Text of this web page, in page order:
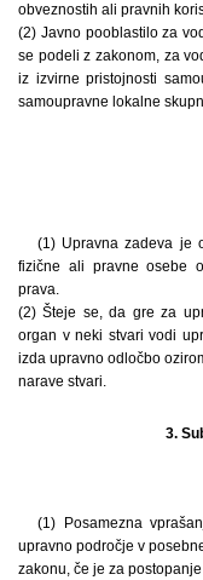
obveznostih ali pravnih
(2) Javno pooblastilo za
se podeli z zakonom, za
iz izvirne pristojnosti
samoupravne lokalne
(1) Upravna zadeva je
fizične ali pravne osebe
prava.
(2) Šteje se, da gre za
organ v neki stvari vodi
izda upravno odločbo
narave stvari.
3.
(1) Posamezna
upravno področje v
zakonu, če je za